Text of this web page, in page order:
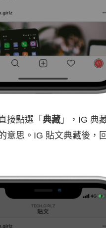
接點選「 典藏 」，IG 典
意思。IG 貼文典藏後，